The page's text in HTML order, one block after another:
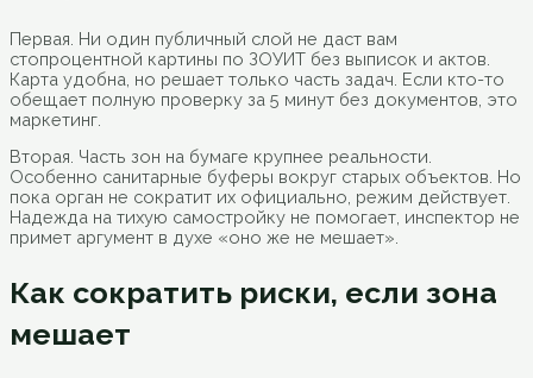
Первая. Ни один публичный слой не даст вам
стопроцентной картины по ЗОУИТ без выписок и актов.
Карта удобна, но решает только часть задач. Если кто-то
обещает полную проверку за 5 минут без документов, это
маркетинг.
Вторая. Часть зон на бумаге крупнее реальности.
Особенно санитарные буферы вокруг старых объектов. Но
пока орган не сократит их официально, режим действует.
Надежда на тихую самостройку не помогает, инспектор не
примет аргумент в духе «оно же не мешает».
Как сократить риски, если зона
мешает